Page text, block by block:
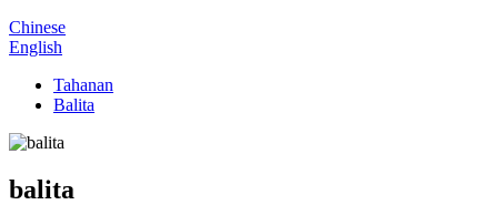
Chinese
English
Tahanan
Balita
balita